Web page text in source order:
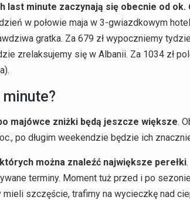
last minute zaczynają się obecnie od ok.
w połowie maja w 3-gwiazdkowym
gratka. Za 679 zł wypoczniemy
zrelaksujemy się w Albanii. Za 1034 zł
majówce zniżki będą jeszcze większe.
po długim weekendzie będzie ich
można znaleźć największe perełki
terminy. Moment tuż przed i po
szczęście, trafimy na wycieczkę nad